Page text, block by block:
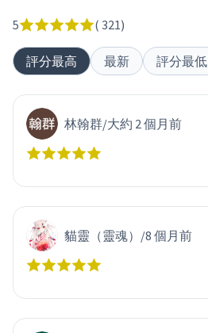
5 ( 321)
評分最高 最新 評分最低
林翰群/大約 2 個月前
貓靈（靈魂） /8 個月前